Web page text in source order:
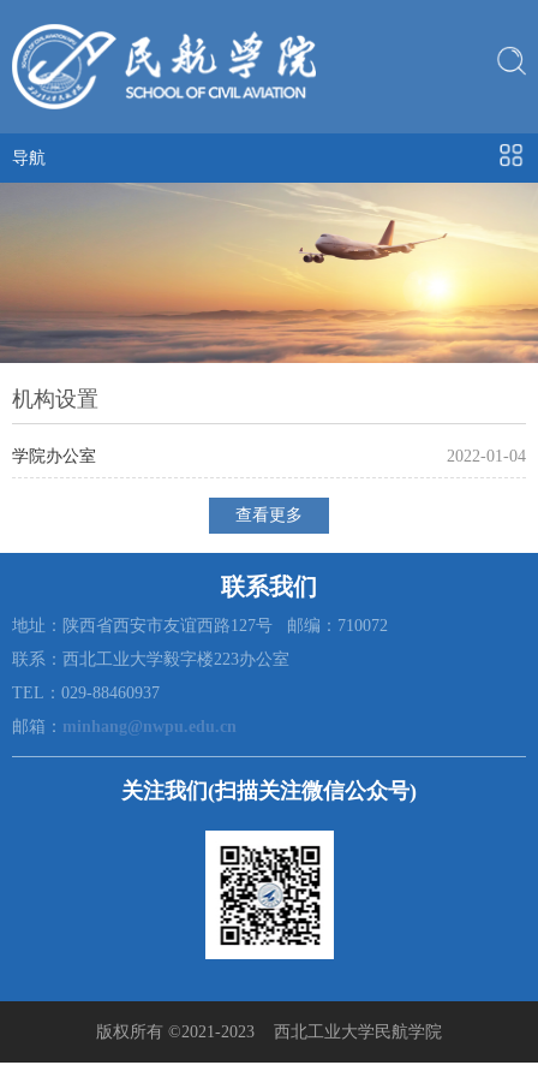
导航
机构设置
2022-01-04
学院办公室
查看更多
联系我们
地址：陕西省西安市友谊西路127号 邮编：710072
联系：西北工业大学毅字楼223办公室
TEL：029-88460937
邮箱： minhang@nwpu.edu.cn
关注我们(扫描关注微信公众号)
版权所有 ©2021-2023 西北工业大学民航学院